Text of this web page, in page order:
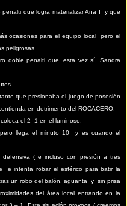
que logra materializar Ana I y que
ocasiones para el equipo local pero el
peligrosas.
doble penalti que, esta vez sí, Sandra
que presionaba el juego de posesión
en detrimento del ROCACERO.
el 2 -1 en el luminoso.
llega el minuto 10 y es cuando el
( e incluso con presión a tres
e intenta robar el esférico para batir la
un robo del balón, aguanta y sin prisa
del área local entrando en la